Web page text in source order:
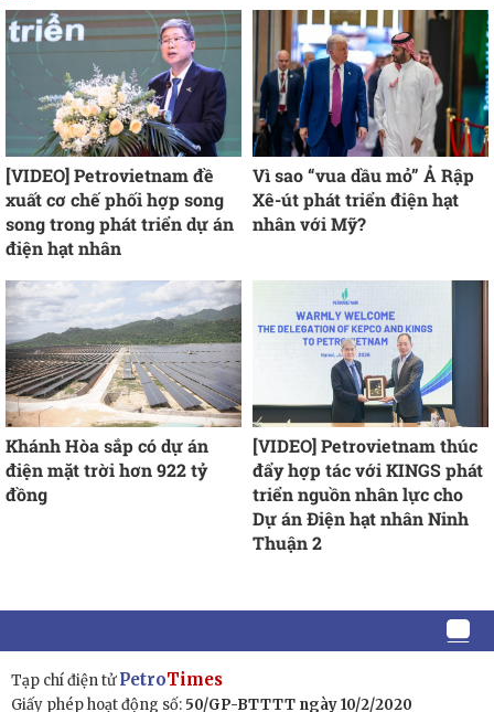
[VIDEO] Petrovietnam đề
xuất cơ chế phối hợp song
song trong phát triển dự án
điện hạt nhân
Vì sao “vua dầu mỏ” Ả Rập
Xê-út phát triển điện hạt
nhân với Mỹ?
Khánh Hòa sắp có dự án
điện mặt trời hơn 922 tỷ
đồng
[VIDEO] Petrovietnam thúc
đẩy hợp tác với KINGS phát
triển nguồn nhân lực cho
Dự án Điện hạt nhân Ninh
Thuận 2
Tạp chí điện tửPetroTimes
Giấy phép hoạt động số: 50/GP-BTTTT ngày 10/2/2020